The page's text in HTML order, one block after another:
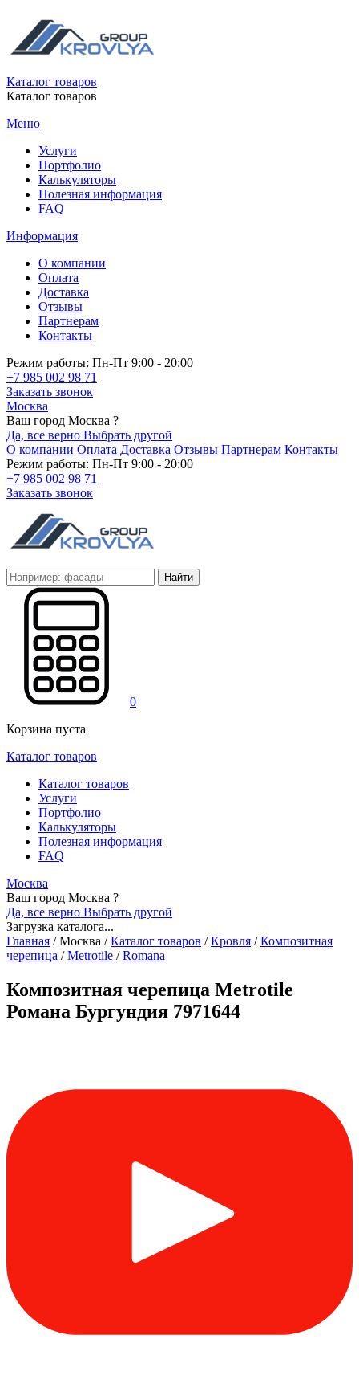
Каталог товаров
Каталог товаров
Меню
Услуги
Портфолио
Калькуляторы
Полезная информация
FAQ
Информация
О компании
Оплата
Доставка
Отзывы
Партнерам
Контакты
Режим работы: Пн-Пт 9:00 - 20:00
+7 985 002 98 71
Заказать звонок
Москва
Ваш город Москва ?
Да, все верно Выбрать другой
О компании Оплата Доставка Отзывы Партнерам Контакты
Режим работы: Пн-Пт 9:00 - 20:00
+7 985 002 98 71
Заказать звонок
Найти
0
Корзина пуста
Каталог товаров
Каталог товаров
Услуги
Портфолио
Калькуляторы
Полезная информация
FAQ
Москва
Ваш город Москва ?
Да, все верно Выбрать другой
Загрузка каталога...
Главная /Москва / Каталог товаров / Кровля / Композитная
черепица / Metrotile / Romana
Композитная черепица Metrotile
Романа Бургундия 7971644